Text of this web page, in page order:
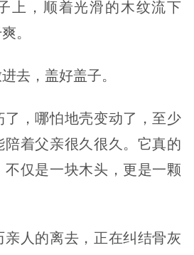
上，顺着光滑的木纹流下
。
去，盖好盖子。
了，哪怕地壳变动了，至少
着父亲很久很久。它真的
仅是一块木头，更是一颗
人的离去，正在纠结骨灰